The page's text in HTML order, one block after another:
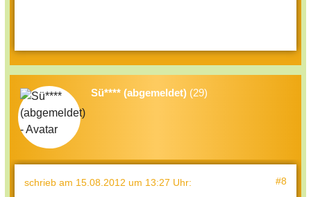
Sü**** (abgemeldet) (29)
schrieb am 15.08.2012 um 13:27 Uhr: #8